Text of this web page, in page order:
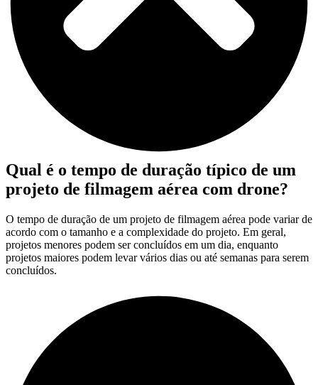
Qual é o tempo de duração típico de um
projeto de filmagem aérea com drone?
O tempo de duração de um projeto de filmagem aérea pode variar de
acordo com o tamanho e a complexidade do projeto. Em geral,
projetos menores podem ser concluídos em um dia, enquanto
projetos maiores podem levar vários dias ou até semanas para serem
concluídos.